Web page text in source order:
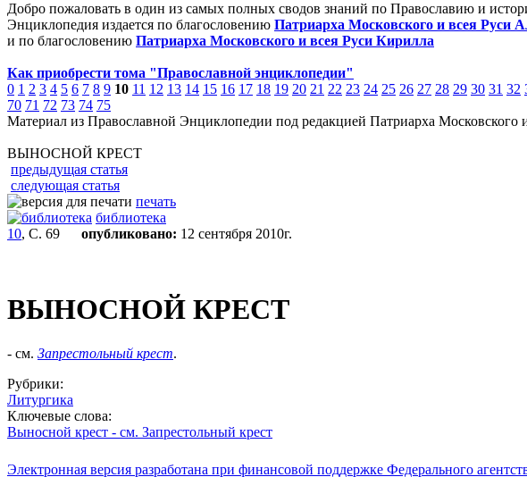
Добро пожаловать в один из самых полных сводов знаний по Православию и
Энциклопедия издается по благословению Патриарха Московского и всея Руси
и по благословению Патриарха Московского и всея Руси Кирилла
Как приобрести тома "Православной энциклопедии"
0 1 2 3 4 5 6 7 8 9 10 11 12 13 14 15 16 17 18 19 20 21 22 23 24 25 26 27 28 29 30 31 32
70 71 72 73 74 75
Материал из Православной Энциклопедии под редакцией Патриарха Московского
ВЫНОСНОЙ КРЕСТ
предыдущая статья
следующая статья
печать
библиотека
10, С. 69 опубликовано: 12 сентября 2010г.
ВЫНОСНОЙ КРЕСТ
- см. Запрестольный крест.
Рубрики:
Литургика
Ключевые слова:
Выносной крест - см. Запрестольный крест
Электронная версия разработана при финансовой поддержке Федерального